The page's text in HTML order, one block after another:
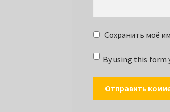
Сохранить моё
By using this form